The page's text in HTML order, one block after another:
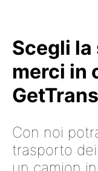
Scegli
merci in
Con noi
trasporto
un camion